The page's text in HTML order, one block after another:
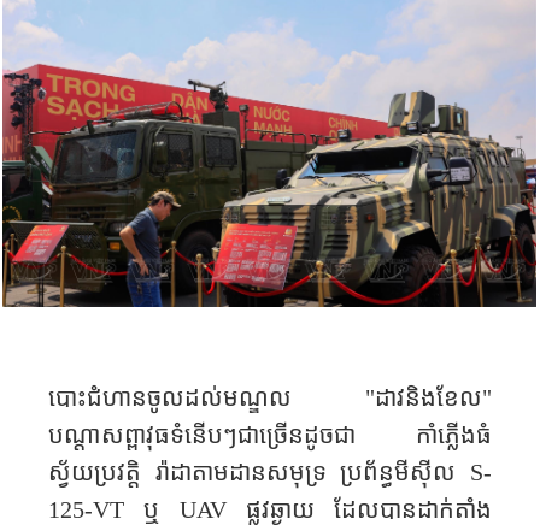
បោះជំហាន​ចូលដល់មណ្ឌល​ "ដាវនិង​ខែល"
បណ្ដាសព្ពាវុធ​ទំនើបៗជាច្រើន​ដូចជា កាំភ្លើងធំ
ស្វ័យប្រវត្តិ រ៉ាដាតាមដាន​សមុទ្រ ប្រព័ន្ធ​មីស៊ីល S-
125-VT ឬ UAV ផ្លូវឆ្ងាយ ដែលបានដាក់តាំង